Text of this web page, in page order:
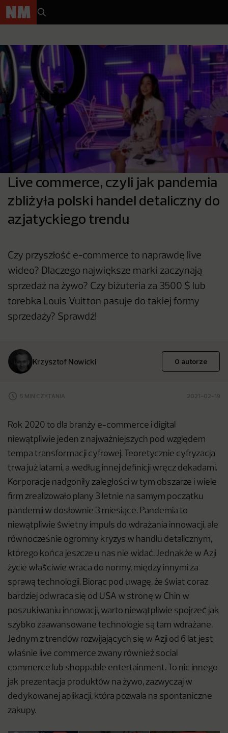
Live commerce, czyli jak pandemia
zbliżyła polski handel detaliczny do
azjatyckiego trendu
Czy przyszłość e-commerce to naprawdę live
wideo? Dlaczego największe marki zaczynają
sprzedaż na żywo? Czy biżuteria za 3500 $ lub
torebka Louis Vuitton pasuje do takiej formy
sprzedaży? Sprawdź!
Krzysztof Nowicki O autorze
5 MIN CZYTANIA 2021-02-19
Rok 2020 to dla branży e-commerce i digital
niewątpliwie jeden z najważniejszych pod względem
tempa transformacji cyfrowej. Teoretycznie cyfryzacja
trwa już latami, a według innej definicji wręcz dekadami.
Korporacje nadgoniły zaległości w tym obszarze i wiele
firm zrealizowało plany 3 letnie na samym początku
pandemii w dosłownie 3 miesiące. Pandemia to
niewątpliwie świetny impuls do wdrażania innowacji, ale
równocześnie ogromny kryzys w handlu detalicznym,
którego końca jeszcze u nas nie widać. Jednakże w Azji
życie właściwie wraca do normy, między innymi za
sprawą technologii. Biorąc pod uwagę, że świat coraz
bardziej odwraca się od USA w stronę w Chin w
poszukiwaniu innowacji, warto niewątpliwie spojrzeć jak
szybko zaawansowane technologie są tam wdrażane.
Jednym z trendów rozwijających się w Azji od 6 lat jest
właśnie live commerce zwany również social
commerce lub shoppable entertainment. To nic innego
jak prezentacja produktów na żywo, zazwyczaj w
dedykowanej aplikacji, która pozwala na spontaniczne
zakupy.